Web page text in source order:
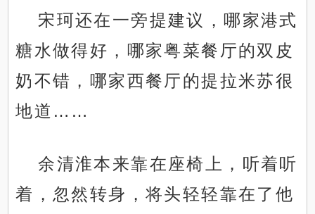
宋珂还在一旁提建议，哪家港式
糖水做得好，哪家粤菜餐厅的双皮
奶不错，哪家西餐厅的提拉米苏很
地道……
余清淮本来靠在座椅上，听着听
着，忽然转身，将头轻轻靠在了他